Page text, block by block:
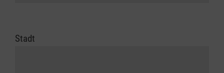
Stadt